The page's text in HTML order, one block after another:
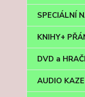
SPECIÁLNÍ
KNIHY+
DVD a
AUDIO